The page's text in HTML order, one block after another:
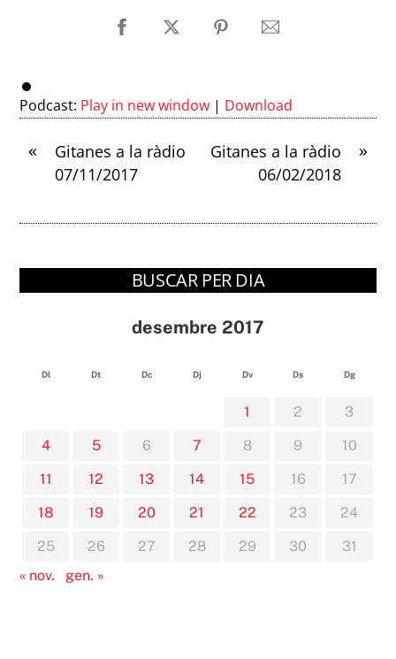
Podcast: Play in new window | Download
«
Gitanes a la ràdio
07/11/2017
»
Gitanes a la ràdio
06/02/2018
BUSCAR PER DIA
desembre 2017
Dl Dt Dc Dj Dv Ds Dg
1 2
3
4
5 6 7 8 9
10
11
12 13 14 15 16
17
18
19 20 21 22 23
24
25
26 27 28 29 30
31
« nov.
gen. »